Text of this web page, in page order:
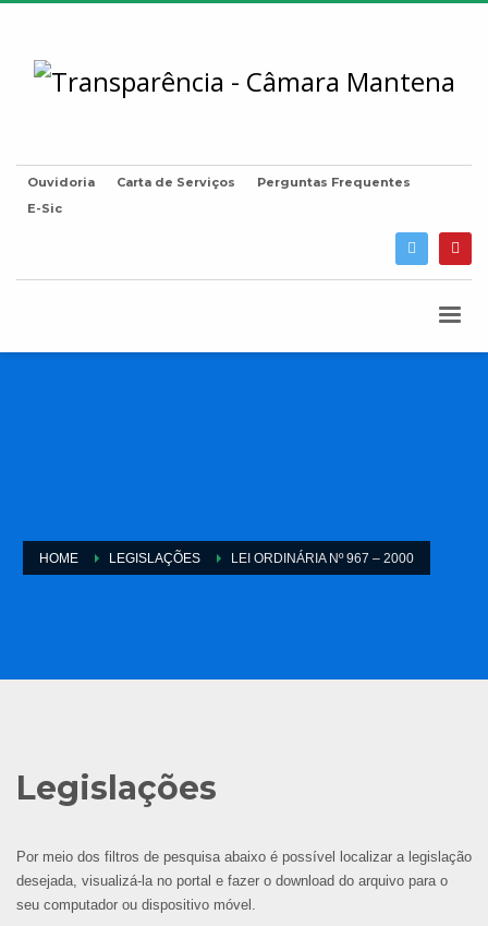
Ouvidoria Carta de Serviços
Perguntas Frequentes
E-Sic
HOME LEGISLAÇÕES LEI ORDINÁRIA Nº 967 – 2000
Legislações
Por meio dos filtros de pesquisa abaixo é possível localizar a legislação
desejada, visualizá-la no portal e fazer o download do arquivo para o
seu computador ou dispositivo móvel.